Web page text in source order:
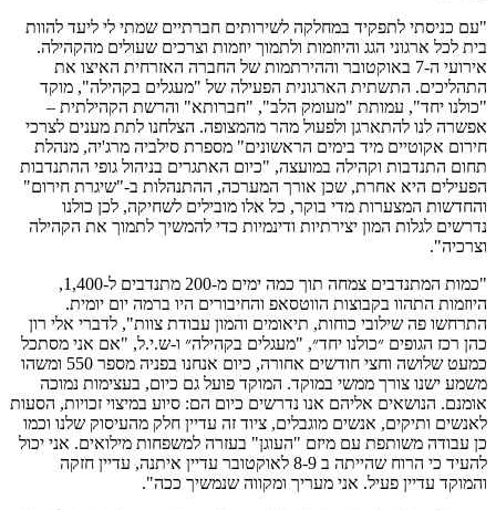
"עם כניסתי לתפקיד במחלקה לשירותים חברתיים שמתי לי ליעד להוות
בית לכל ארגוני הגג והיוזמות ולתמוך יוזמות וצרכים שעולים מהקהילה.
אירועי ה-7 באוקטובר וההירתמות של החברה האזרחית האיצו את
התהליכים. התשתית הארגונית הפעילה של "מעגלים בקהילה", מוקד
"כולנו יחד", עמותת "מעומק הלב", "חברותא" והרשת הקהילתית –
אפשרה לנו להתארגן ולפעול מהר מהמצופה. הצלחנו לתת מענים לצרכי
חירום אקוטיים מיד בימים הראשונים" מספרת סילביה מרג'יה, מנהלת
תחום התנדבות וקהילה במועצה, "כיום האתגרים בניהול גופי ההתנדבות
הפעילים היא אחרת, שכן אורך המערכה, ההתנהלות ב-"שיגרת חירום"
והחדשות המצערות מדי בוקר, כל אלו מובילים לשחיקה, לכן כולנו
נדרשים לגלות המון יצירתיות ודינמיות כדי להמשיך לתמוך את הקהילה
וצרכיה".
"כמות המתנדבים צמחה תוך כמה ימים מ-200 מתנדבים ל-1,400,
היוזמות התהוו בקבוצות הווטסאפ והחיבורים היו ברמה יום יומית.
התרחשו פה שילובי כוחות, תיאומים והמון עבודת צוות", לדברי אלי רון
כהן רכז הגופים ״כולנו יחד״, "מעגלים בקהילה״ ו-ש.י.ל, "אם אני מסתכל
כמעט שלושה וחצי חודשים אחורה, כיום אנחנו בפניה מספר 550 ומשהו
משמע ישנו צורך ממשי במוקד. המוקד פועל גם כיום, בעצימות נמוכה
אומנם. הנושאים אליהם אנו נדרשים כיום הם: סיוע במיצוי זכויות, הסעות
לאנשים ותיקים, אנשים מוגבלים, ציוד זה עדיין חלק מהעיסוק שלנו וכמו
כן עבודה משותפת עם מיזם "העוגן" בעזרה למשפחות מילואים. אני יכול
להעיד כי הרוח שהייתה ב 8-9 לאוקטובר עדיין איתנה, עדיין חזקה
והמוקד עדיין פעיל. אני מעריך ומקווה שנמשיך ככה".